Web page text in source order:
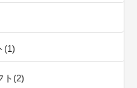
(1)
ト(2)